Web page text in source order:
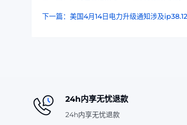
下一篇：美国4月14日电力升级通知涉及
24h内享无忧退款
24h内享无忧退款